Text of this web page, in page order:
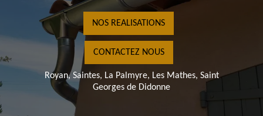
NOS REALISATIONS
CONTACTEZ NOUS
Royan, Saintes, La Palmyre, Les Mathes, Saint
Georges de Didonne